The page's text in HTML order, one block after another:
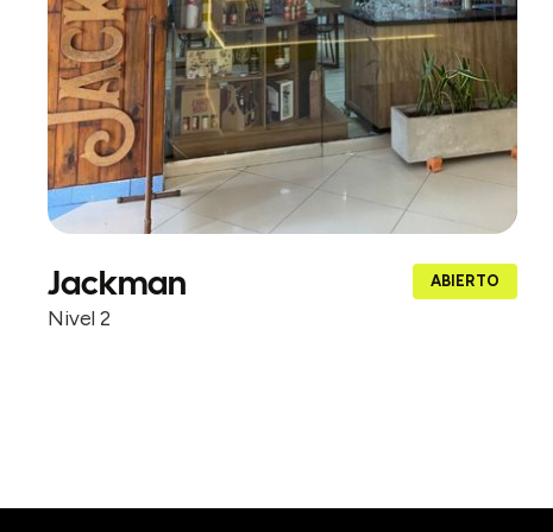
Jackman
Nivel 2
ABIERTO